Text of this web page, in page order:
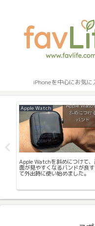
iPhoneを中心にお気
Apple Watch
Apple Watchを斜めにつけて
面が見やすくなるバンドが良
て外出時に使い始めました。